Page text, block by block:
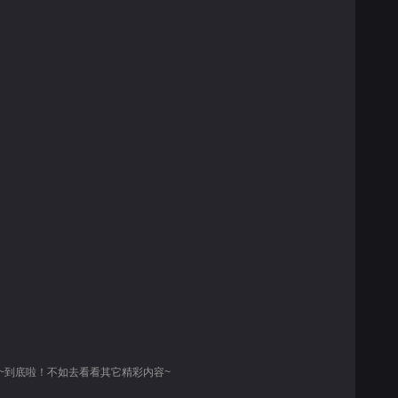
到底啦！不如去看看其它精彩内容~